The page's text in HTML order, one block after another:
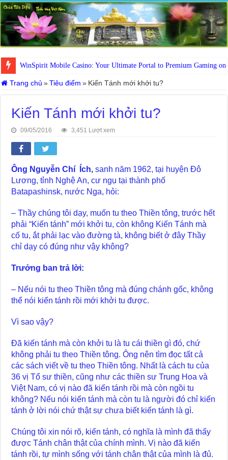
WinSpirit Mobile Casino: Your Ultimate Portal to Premium Gaming on
Trang chủ » Tiêu điểm » Kiến Tánh mới khởi tu?
Kiến Tánh mới khởi tu?
09/05/2016 3,451 Lượt xem
Ông Nguyễn Chí Ích,sanh năm 1962, tại huyện Đô
Lương, tỉnh Nghệ An, cư ngụ tại thành phố
Batapashinsk, nước Nga, hỏi:
– Thầy chúng tôi dạy, muốn tu theo Thiền tông, trước hết
phải “Kiến tánh” mới khởi tu, còn không Kiến Tánh mà
cố tu, ắt phải lạc vào đường tà, không biết ở đây Thầy
chỉ dạy có đúng như vậy không?
Trưởng ban trả lời:
– Nếu nói tu theo Thiền tông mà đúng chánh gốc, không
thể nói kiến tánh rồi mới khởi tu được.
Vì sao vậy?
Đã kiến tánh mà còn khởi tu là tu cái thiền gì đó, chứ
không phải tu theo Thiền tông. Ông nên tìm đọc tất cả
các sách viết về tu theo Thiền tông. Nhất là cách tu của
36 vị Tổ sư thiền, cũng như các thiền sư Trung Hoa và
Việt Nam, có vị nào đã kiến tánh rồi mà còn ngồi tu
không? Nếu nói kiến tánh mà còn tu là người đó chỉ kiến
tánh ở lời nói chứ thật sự chưa biết kiến tánh là gì.
Chúng tôi xin nói rõ, kiến tánh, có nghĩa là mình đã thấy
được Tánh chân thật của chính mình. Vị nào đã kiến
tánh rồi, tự mình sống với tánh chân thật của mình là đủ.